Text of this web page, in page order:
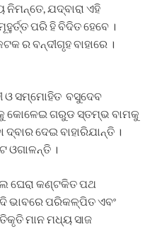
ଯଦ୍ବାରା ଏହି
ପରି ହି ବିଦିତ ହେବେ ।
ର ବନ୍ଦୀଗୃହ ବାହାରେ ।
ଓ ସମ୍ମୋହିତ ବସୁଦେବ
କୋଳେଇ ଗରୁଡ ସ୍ତମ୍ଭ ବାମକୁ
ଦେଇ ବାହାରିଯାନ୍ତି ।
ଓଗାଳନ୍ତି ।
ଘେରା କଣ୍ଟକିତ ପଥ
ଭାବରେ ପରିକଳ୍ପିତ ଏବଂ
ମାନ ମଧ୍ୟ ସାଜ